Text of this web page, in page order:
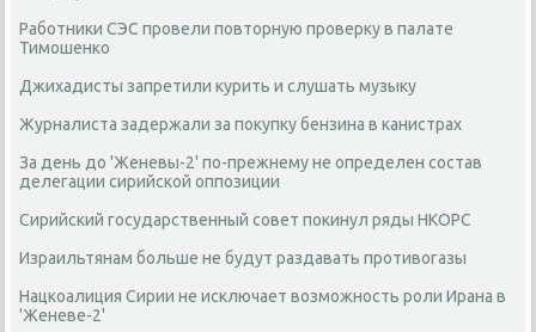
Работники СЭС провели повторную проверку в палате
Тимошенко
Джихадисты запретили курить и слушать музыку
Журналиста задержали за покупку бензина в канистрах
За день до 'Женевы-2' по-прежнему не определен состав
делегации сирийской оппозиции
Сирийский государственный совет покинул ряды НКОРС
Израильтянам больше не будут раздавать противогазы
Нацкоалиция Сирии не исключает возможность роли Ирана в
'Женеве-2'